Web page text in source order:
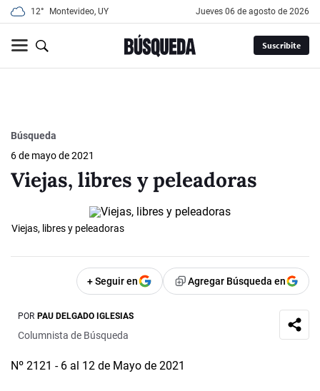
12° Montevideo, UY jueves 06 de agosto de 2026
Suscribite
Búsqueda
6 de mayo de 2021
Viejas, libres y peleadoras
Viejas, libres y peleadoras
+ Seguir en Agregar Búsqueda en
POR PAU DELGADO IGLESIAS
Columnista de Búsqueda
Nº 2121 - 6 al 12 de Mayo de 2021